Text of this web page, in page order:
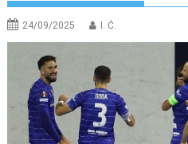
24/09/2025 I. Ć.